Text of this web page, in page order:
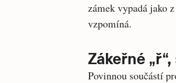
zámek vypadá jako
vzpomíná.
Zákeřné
Povinnou součástí